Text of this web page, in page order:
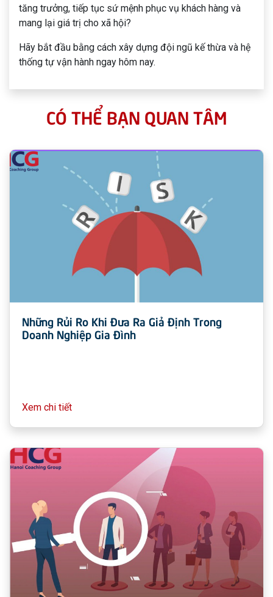
tăng trưởng, tiếp tục sứ mệnh phục vụ khách hàng và
mang lại giá trị cho xã hội?
Hãy bắt đầu bằng cách xây dựng đội ngũ kế thừa và hệ
thống tự vận hành ngay hôm nay.
CÓ THỂ BẠN QUAN TÂM
Những Rủi Ro Khi Đưa Ra Giả Định Trong
Doanh Nghiệp Gia Đình
Xem chi tiết